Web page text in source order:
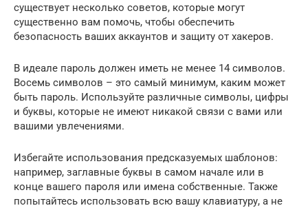
существует несколько советов, которые могут
существенно вам помочь, чтобы обеспечить
безопасность ваших аккаунтов и защиту от хакеров.
В идеале пароль должен иметь не менее 14 символов.
Восемь символов – это самый минимум, каким может
быть пароль. Используйте различные символы, цифры
и буквы, которые не имеют никакой связи с вами или
вашими увлечениями.
Избегайте использования предсказуемых шаблонов:
например, заглавные буквы в самом начале или в
конце вашего пароля или имена собственные. Также
попытайтесь использовать всю вашу клавиатуру, а не